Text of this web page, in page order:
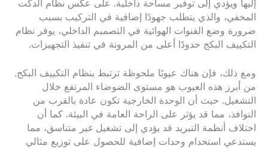
إليها ويؤدي إلى توفير مساحة داخلية. على عكس نظام الدكت
المخفي، والذي يتطلب جهودًا إضافية في التركيب بسبب
ضرورة وضع القنوات الهوائية في التصميم الداخلي، يوفر نظام
التكييف البكج حدودًا أعلى من المرونة في تنفيذ التجهيزات.
ومع ذلك، فإن هناك عيوبًا ملحوظة ترتبط بنظام التكييف البكج.
من أبرز هذه العيوب هو مستوى الضوضاء المرتفع خلال
التشغيل. حيث أن الوحدة الخارجية تكون عادة بالقرب من
النوافذ، مما قد يؤثر على الراحة العامة في البيئة. كما أن
اختلاف أنظمة التبريد قد يؤدي إلى تشغيل غير متناسق، مما
يستدعي استخدام وحدات إضافية للحصول على توزيع مثالي